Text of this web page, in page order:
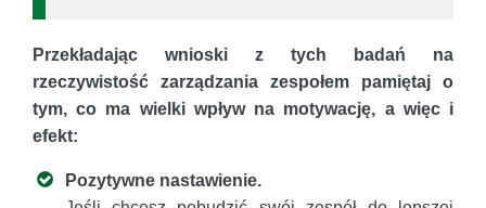
Przekładając wnioski z tych badań na
rzeczywistość zarządzania zespołem pamiętaj o
tym, co ma wielki wpływ na motywację, a więc i
efekt:
Pozytywne nastawienie.